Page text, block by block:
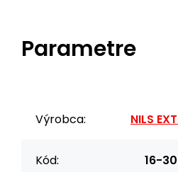
Parametre
Výrobca: NILS
Kód: 16-